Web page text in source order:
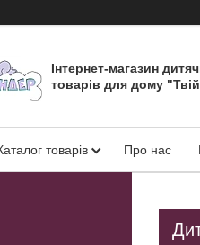
Інтернет-магазин
товарів для дому
товарів Про нас